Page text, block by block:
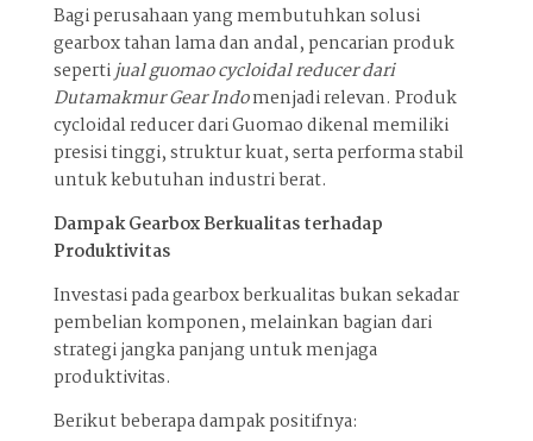
Bagi perusahaan yang membutuhkan solusi
gearbox tahan lama dan andal, pencarian produk
sepertijual guomao cycloidal reducer dari
Dutamakmur Gear Indomenjadi relevan. Produk
cycloidal reducer dari Guomao dikenal memiliki
presisi tinggi, struktur kuat, serta performa stabil
untuk kebutuhan industri berat.
Dampak Gearbox Berkualitas terhadap
Produktivitas
Investasi pada gearbox berkualitas bukan sekadar
pembelian komponen, melainkan bagian dari
strategi jangka panjang untuk menjaga
produktivitas.
Berikut beberapa dampak positifnya: